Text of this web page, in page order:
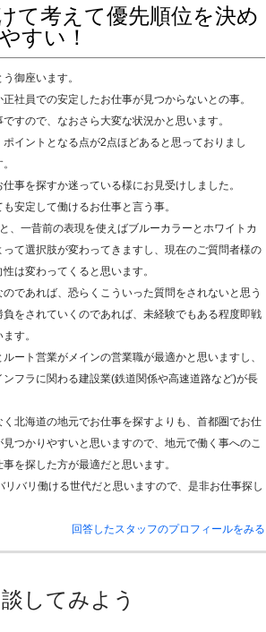
て考えて優先順位を決め
すい！
御座います。
社員での安定したお仕事が見つからないとの事。
すので、なおさら大変な状況かと思います。
イントとなる点が2点ほどあると思っておりまし
事を探すか迷っている様にお見受けしました。
安定して働けるお仕事と言う事。
、一昔前の表現を使えばブルーカラーとホワイトカ
て選択肢が変わってきますし、現在のご質問者様の
は変わってくると思います。
であれば、恐らくこういった質問をされないと思う
をされていくのであれば、未経験でもある程度即戦
す。
ート営業がメインの営業職が最適かと思いますし、
フラに関わる建設業(鉄道関係や高速道路など)が長
北海道の地元でお仕事を探すよりも、首都圏でお仕
つかりやすいと思いますので、地元で働く事へのこ
を探した方が最適だと思います。
バリ働ける世代だと思いますので、是非お仕事探し
回答したスタッフのプロフィールをみる
してみよう